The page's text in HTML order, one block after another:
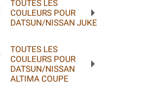
TOUTES LES
COULEURS POUR
DATSUN/NISSAN JUKE
TOUTES LES
COULEURS POUR
DATSUN/NISSAN
ALTIMA COUPE